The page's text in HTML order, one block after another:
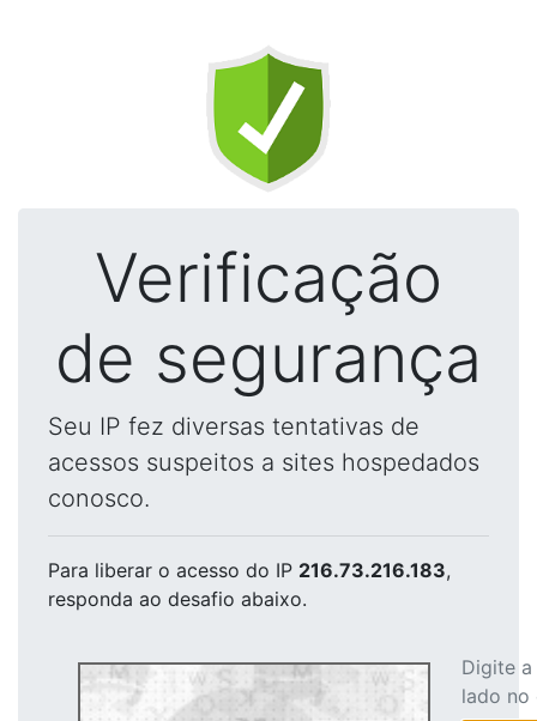
Verificação
de segurança
Seu IP fez diversas tentativas de
acessos suspeitos a sites hospedados
conosco.
Para liberar o acesso do IP 216.73.216.183,
responda ao desafio abaixo.
Digite
lado no